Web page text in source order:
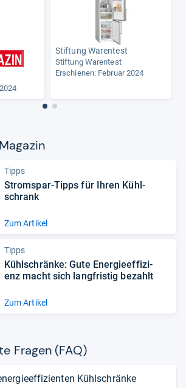
Stiftung Warentest
Stiftung Warentest
Erschienen: Februar 2024
Tipps
Strom­spar-​Tipps für Ihren Kühl­
schrank
Zum Artikel
Tipps
Kühl­schränke: Gute Ener­gie­ef­fi­zi­
enz macht sich lang­fris­tig bezahlt
Zum Artikel
Fra­gen (FAQ)
Kühlschränke